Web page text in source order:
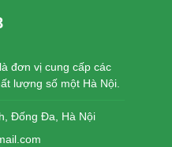
đơn vị cung cấp các
lượng số một Hà Nội.
Đống Đa, Hà Nội